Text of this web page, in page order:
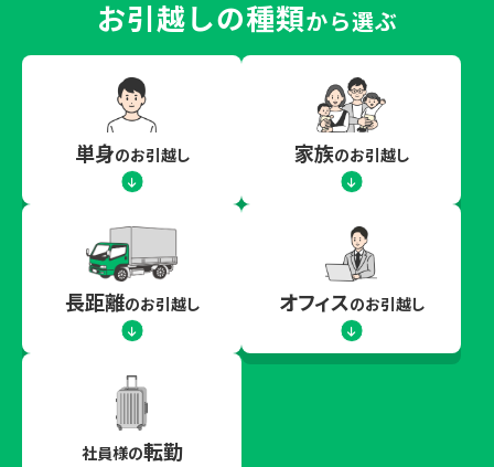
お引越しの種類から選ぶ
単身のお引越し 家族のお引越し
長距離のお引越し オフィスのお引越し
社員様の転勤